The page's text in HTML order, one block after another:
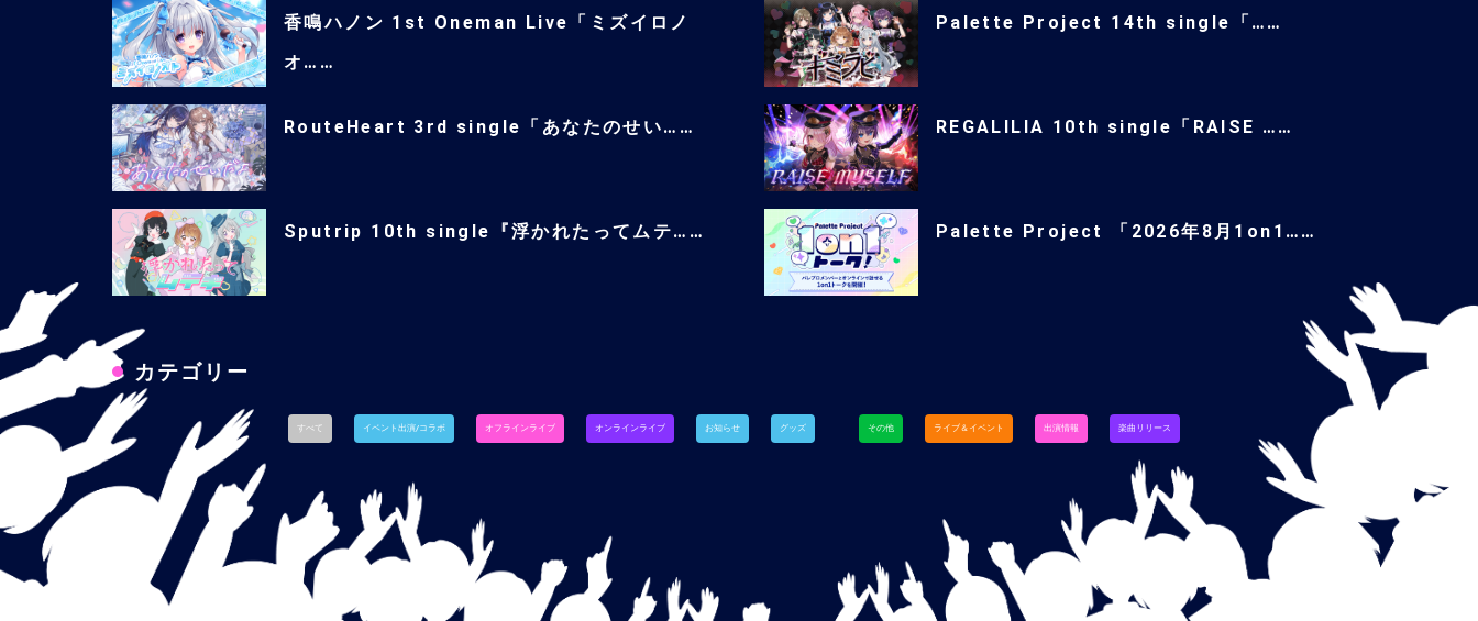
香鳴ハノン 1st Oneman Live「ミズイロノ
オ……
Palette Project 14th single「……
RouteHeart 3rd single「あなたのせい…… REGALILIA 10th single「RAISE ……
Sputrip 10th single『浮かれたってムテ…… Palette Project 「2026年8月1on1……
カテゴリー
すべて イベント出演/コラボ オフラインライブ オンラインライブ お知らせ グッズ その他 ライブ＆イベント 出演情報 楽曲リリース